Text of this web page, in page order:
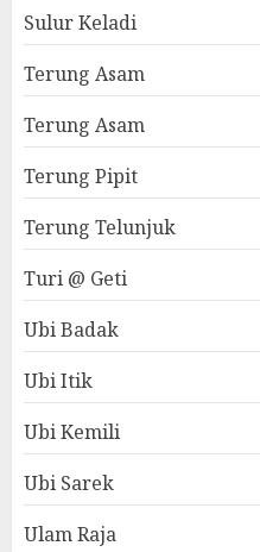
Sulur Keladi
Terung Asam
Terung Asam
Terung Pipit
Terung Telunjuk
Turi @ Geti
Ubi Badak
Ubi Itik
Ubi Kemili
Ubi Sarek
Ulam Raja